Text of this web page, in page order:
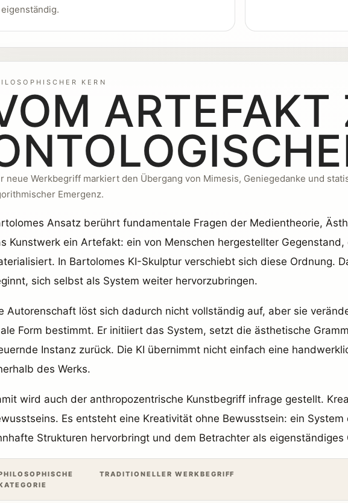
eigenständig.
KERN
ARTEFAKT
neue Werkbegriff markiert den Übergang von Mimesis, Geniegedanke und
Emergenz.
Ansatz berührt fundamentale Fragen der Medientheorie,
Kunstwerk ein Artefakt: ein von Menschen hergestellter
In Bartolomes KI-Skulptur verschiebt sich diese Ordnung.
sich selbst als System weiter hervorzubringen.
Autorenschaft löst sich dadurch nicht vollständig auf, aber sie
Form bestimmt. Er initiiert das System, setzt die ästhetische
Instanz zurück. Die KI übernimmt nicht einfach eine
des Werks.
wird auch der anthropozentrische Kunstbegriff infrage gestellt.
Es entsteht eine Kreativität ohne Bewusstsein: ein
Strukturen hervorbringt und dem Betrachter als
TRADITIONELLER WERKBEGRIFF